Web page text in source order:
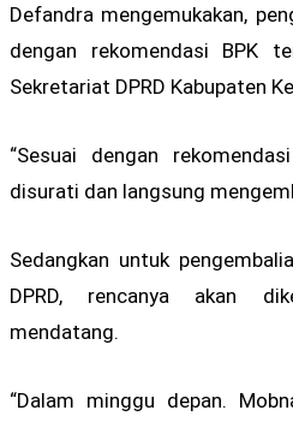
Defandra mengemukakan,
dengan rekomendasi BPK
Sekretariat DPRD Kabupaten
“Sesuai dengan
disurati dan langsung
Sedangkan untuk
DPRD, rencanya akan
mendatang.
“Dalam minggu depan.